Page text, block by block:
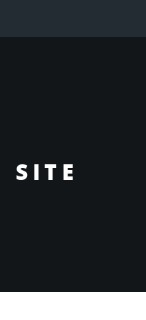
SITE